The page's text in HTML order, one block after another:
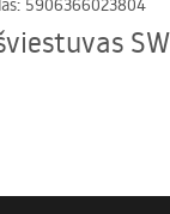
: 5906366023804